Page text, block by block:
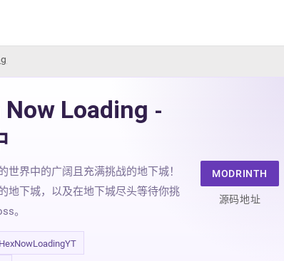
Loading -
世界中的广阔且充满挑战的地下城！
地下城，以及在地下城尽头等待你挑
。
MODRINTH
源码地址